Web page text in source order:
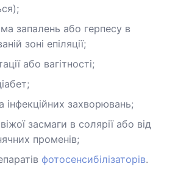
запалень або герпесу в
зоні епіляції;
або вагітності;
інфекційних захворювань;
засмаги в солярії або від
променів;
фотосенсибілізаторів.